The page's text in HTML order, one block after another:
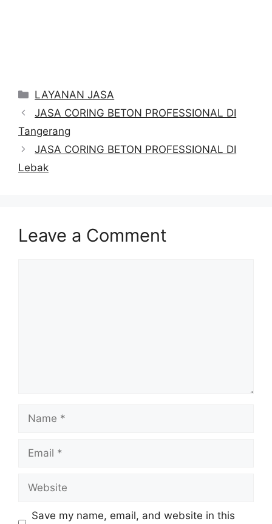
Categories
LAYANAN JASA
JASA CORING BETON PROFESSIONAL DI
Tangerang
JASA CORING BETON PROFESSIONAL DI
Lebak
Leave a Comment
Name
Email
Website
Save my name, email, and website in this